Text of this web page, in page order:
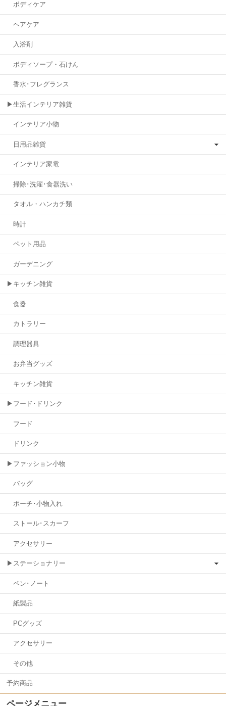
ボディケア
ヘアケア
入浴剤
ボディソープ・石けん
香水･フレグランス
▶生活インテリア雑貨
インテリア小物
日用品雑貨
インテリア家電
掃除･洗濯･食器洗い
タオル・ハンカチ類
時計
ペット用品
ガーデニング
▶キッチン雑貨
食器
カトラリー
調理器具
お弁当グッズ
キッチン雑貨
▶フード･ドリンク
フード
ドリンク
▶ファッション小物
バッグ
ポーチ･小物入れ
ストール･スカーフ
アクセサリー
▶ステーショナリー
ペン･ノート
紙製品
PCグッズ
アクセサリー
その他
予約商品
ページメニュー